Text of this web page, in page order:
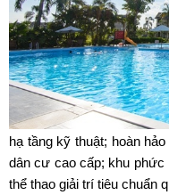
hạ tầng kỹ thuật; hoàn
dân cư cao cấp; khu
thể thao giải trí tiêu chuẩn